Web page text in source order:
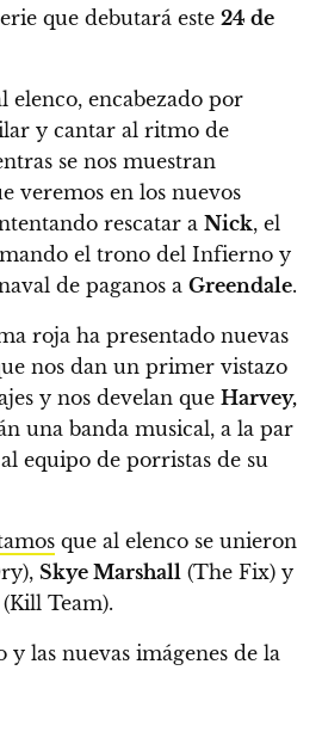
que debutará este 24 de
elenco, encabezado por
y cantar al ritmo de
se nos muestran
veremos en los nuevos
rescatar a Nick, el
el trono del Infierno y
de paganos a Greendale.
roja ha presentado nuevas
nos dan un primer vistazo
y nos develan que Harvey,
una banda musical, a la par
equipo de porristas de su
que al elenco se unieron
Skye Marshall (The Fix) y
(Kill Team).
y las nuevas imágenes de la